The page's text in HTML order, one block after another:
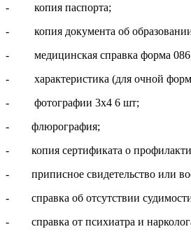
- копия паспорта;
- копия документа об образовании,
- медицинская справка форма 086
- характеристика (для очной
- фотографии 3х4 6 шт;
- флюрография;
- копия сертификата о
- приписное свидетельство или
- справка об отсутствии
- справка от психиатра и